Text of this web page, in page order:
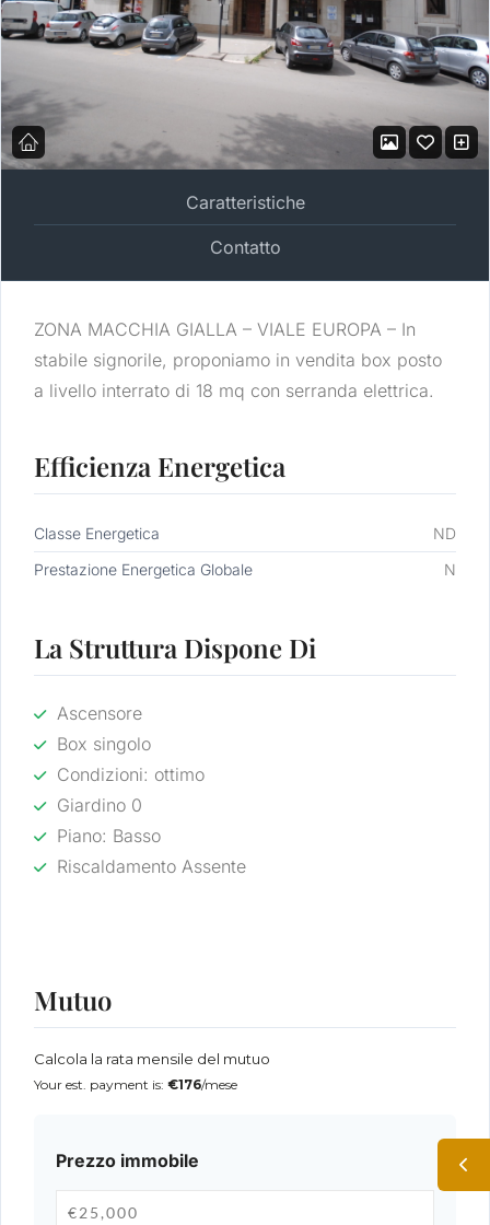
Caratteristiche
Contatto
ZONA MACCHIA GIALLA – VIALE EUROPA – In
stabile signorile, proponiamo in vendita box posto
a livello interrato di 18 mq con serranda elettrica.
Efficienza Energetica
Classe Energetica
ND
Prestazione Energetica Globale
N
La Struttura Dispone Di
Ascensore
Box singolo
Condizioni: ottimo
Giardino 0
Piano: Basso
Riscaldamento Assente
Mutuo
Calcola la rata mensile del mutuo
Your est. payment is: €176/mese
Prezzo immobile